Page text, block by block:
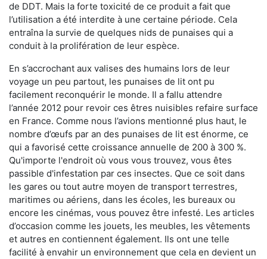
de DDT. Mais la forte toxicité de ce produit a fait que
l’utilisation a été interdite à une certaine période. Cela
entraîna la survie de quelques nids de punaises qui a
conduit à la prolifération de leur espèce.
En s’accrochant aux valises des humains lors de leur
voyage un peu partout, les punaises de lit ont pu
facilement reconquérir le monde. Il a fallu attendre
l’année 2012 pour revoir ces êtres nuisibles refaire surface
en France. Comme nous l’avions mentionné plus haut, le
nombre d’œufs par an des punaises de lit est énorme, ce
qui a favorisé cette croissance annuelle de 200 à 300 %.
Qu'importe l'endroit où vous vous trouvez, vous êtes
passible d'infestation par ces insectes. Que ce soit dans
les gares ou tout autre moyen de transport terrestres,
maritimes ou aériens, dans les écoles, les bureaux ou
encore les cinémas, vous pouvez être infesté. Les articles
d’occasion comme les jouets, les meubles, les vêtements
et autres en contiennent également. Ils ont une telle
facilité à envahir un environnement que cela en devient un